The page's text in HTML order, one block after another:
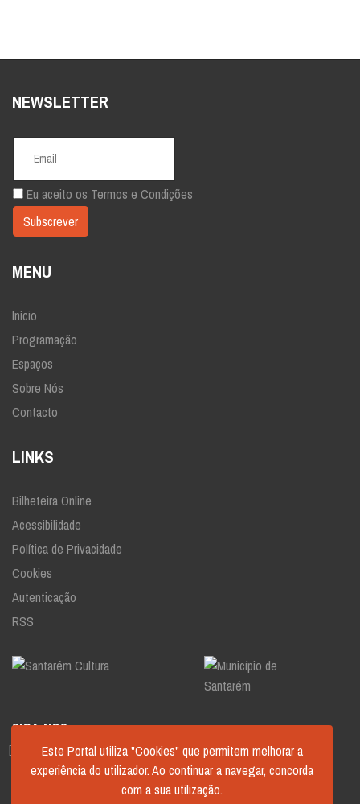
NEWSLETTER
Eu aceito os Termos e Condições
MENU
Início
Programação
Espaços
Sobre Nós
Contacto
LINKS
Bilheteira Online
Acessibilidade
Política de Privacidade
Cookies
Autenticação
RSS
SIGA-NOS
Este Portal utiliza "Cookies" que permitem melhorar a
experiência do utilizador. Ao continuar a navegar, concorda
com a sua utilização.